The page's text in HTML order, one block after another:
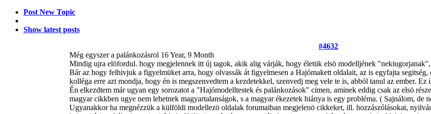
Post New Topic
Show latest posts
#4632
Még egyszer a palánkozásrol 16 Year, 9 Month
Mindig ujra elöfordul. hogy megjelennek itt új tagok, akik alig várják, hogy életük elsö modelljének "nekiugorjanak",
Bár az hogy felhivjuk a figyelmüket arra, hogy olvassák át figyelmesen a Hajómakett oldalait, az is egyfajta
kolléga erre azt mondja, hogy én is megszenvedtem a kezdetekkel, szenvedj meg vele te is, abból tanul az ember. Ez
Én elkezdtem már ugyan egy sorozatot a "Hajómodelltestek és palánkozások" cimen, aminek eddig csak az elsö
magyar cikkben ugye nem lehetnek magyartalanságok, s a magyar ékezetek hiánya is egy probléma. ( Sajnálom, de
Ugyanakkor ha megnézzük a külföldi modellezö oldalak forumaiban megjelenö cikkeket, ill. hozzászólásokat,